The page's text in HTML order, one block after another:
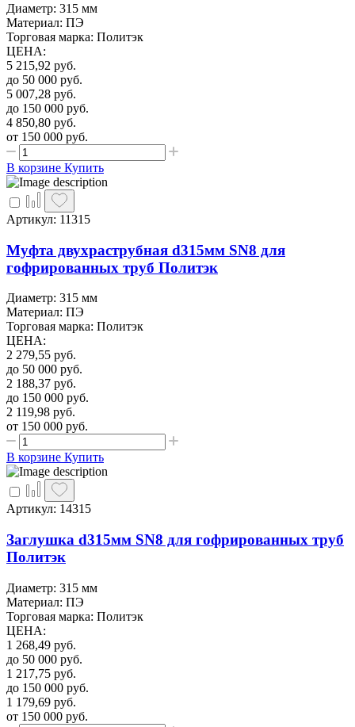
Диаметр: 315 мм
Материал: ПЭ
Торговая марка: Политэк
ЦЕНА:
5 215,92 руб.
до 50 000 руб.
5 007,28 руб.
до 150 000 руб.
4 850,80 руб.
от 150 000 руб.
В корзине Купить
Артикул: 11315
Муфта двухраструбная d315мм SN8 для
гофрированных труб Политэк
Диаметр: 315 мм
Материал: ПЭ
Торговая марка: Политэк
ЦЕНА:
2 279,55 руб.
до 50 000 руб.
2 188,37 руб.
до 150 000 руб.
2 119,98 руб.
от 150 000 руб.
В корзине Купить
Артикул: 14315
Заглушка d315мм SN8 для гофрированных труб
Политэк
Диаметр: 315 мм
Материал: ПЭ
Торговая марка: Политэк
ЦЕНА:
1 268,49 руб.
до 50 000 руб.
1 217,75 руб.
до 150 000 руб.
1 179,69 руб.
от 150 000 руб.